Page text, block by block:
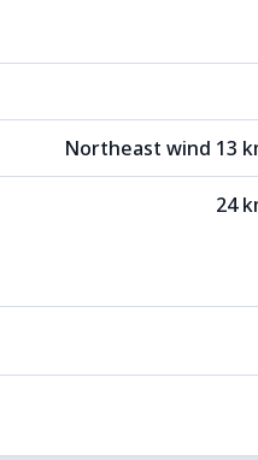
Northeast wind 13
24